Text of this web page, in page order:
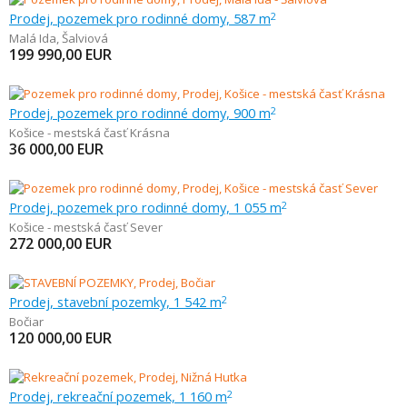
Prodej, pozemek pro rodinné domy, 587 m2
Malá Ida,Šalviová
199 990,00 EUR
Prodej, pozemek pro rodinné domy, 900 m2
Košice - mestská časť Krásna
36 000,00 EUR
Prodej, pozemek pro rodinné domy, 1 055 m2
Košice - mestská časť Sever
272 000,00 EUR
Prodej, stavební pozemky, 1 542 m2
Bočiar
120 000,00 EUR
Prodej, rekreační pozemek, 1 160 m2